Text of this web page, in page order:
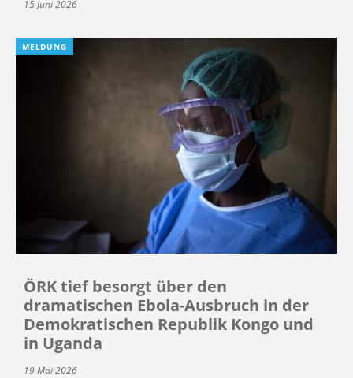
15 Juni 2026
MELDUNG
ÖRK tief besorgt über den
dramatischen Ebola-Ausbruch in der
Demokratischen Republik Kongo und
in Uganda
19 Mai 2026